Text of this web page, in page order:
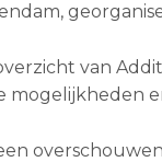
van
mogelijkheden